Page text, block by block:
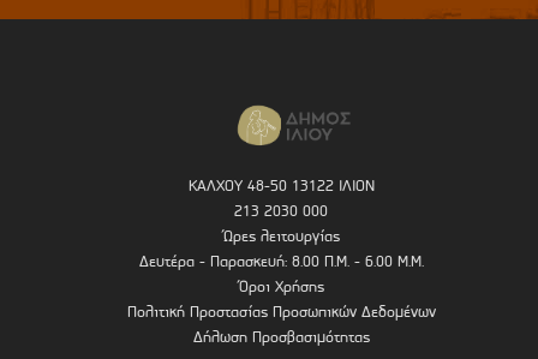
ΚΑΛΧΟΥ 48-50 13122 ΙΛΙΟΝ
213 2030 000
Ώρες λειτουργίας
Δευτέρα - Παρασκευή: 8.00 Π.Μ. - 6.00 Μ.Μ.
Όροι Χρήσης
Πολιτική Προστασίας Προσωπικών Δεδομένων
Δήλωση Προσβασιμότητας